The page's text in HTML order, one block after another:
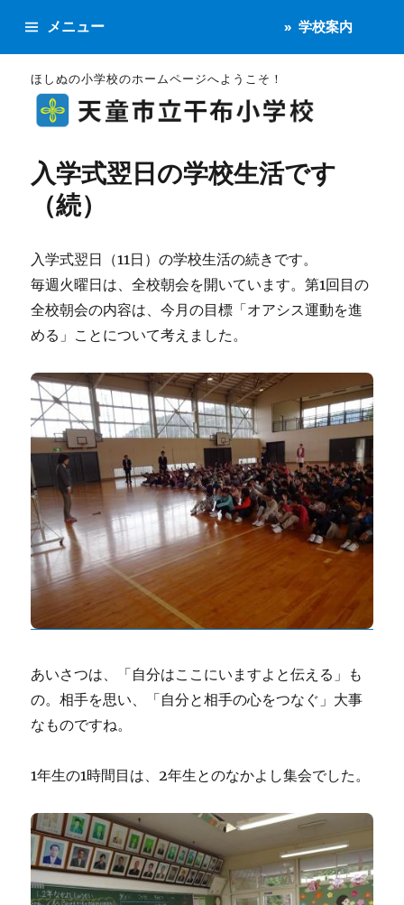
ほしぬの小学校のホームページへようこそ！
メニュー 学校案内
入学式翌日の学校生活です
（続）
入学式翌日（11日）の学校生活の続きです。
毎週火曜日は、全校朝会を開いています。第1回目の
全校朝会の内容は、今月の目標「オアシス運動を進
める」ことについて考えました。
あいさつは、「自分はここにいますよと伝える」も
の。相手を思い、「自分と相手の心をつなぐ」大事
なものですね。
1年生の1時間目は、2年生とのなかよし集会でした。